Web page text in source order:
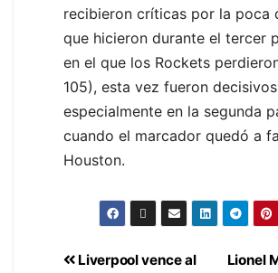
recibieron críticas por la poca
que hicieron durante el tercer
en el que los Rockets
105), esta vez fueron
especialmente en la segunda
cuando el marcador quedó a
Houston.
Lionel
Liverpool vence al